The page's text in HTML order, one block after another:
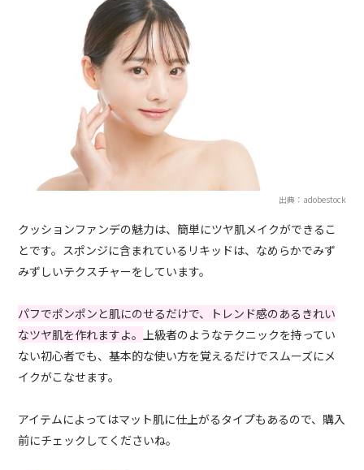
出典：adobestock
クッションファンデの魅力は、簡単にツヤ肌メイクができるこ
とです。スポンジに含まれているリキッドは、なめらかでみず
みずしいテクスチャーをしています。
パフでポンポンと肌にのせるだけで、トレンド感のあるきれい
なツヤ肌を作れますよ。上級者のようなテクニックを持ってい
ない初心者でも、基本的な使い方を覚えるだけでスムーズにメ
イクがこなせます。
アイテムによってはマット肌に仕上がるタイプもあるので、購入
前にチェックしてくださいね。